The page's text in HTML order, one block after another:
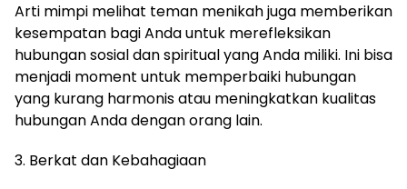
Arti mimpi melihat teman menikah juga memberikan
kesempatan bagi Anda untuk merefleksikan
hubungan sosial dan spiritual yang Anda miliki. Ini bisa
menjadi moment untuk memperbaiki hubungan
yang kurang harmonis atau meningkatkan kualitas
hubungan Anda dengan orang lain.
3. Berkat dan Kebahagiaan